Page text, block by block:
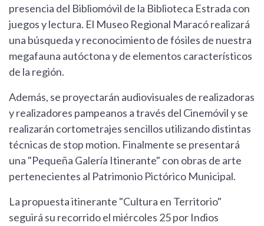
presencia del Bibliomóvil de la Biblioteca Estrada con
juegos y lectura. El Museo Regional Maracó realizará
una búsqueda y reconocimiento de fósiles de nuestra
megafauna autóctona y de elementos característicos
de la región.
Además, se proyectarán audiovisuales de realizadoras
y realizadores pampeanos a través del Cinemóvil y se
realizarán cortometrajes sencillos utilizando distintas
técnicas de stop motion. Finalmente se presentará
una "Pequeña Galería Itinerante" con obras de arte
pertenecientes al Patrimonio Pictórico Municipal.
La propuesta itinerante "Cultura en Territorio"
seguirá su recorrido el miércoles 25 por Indios